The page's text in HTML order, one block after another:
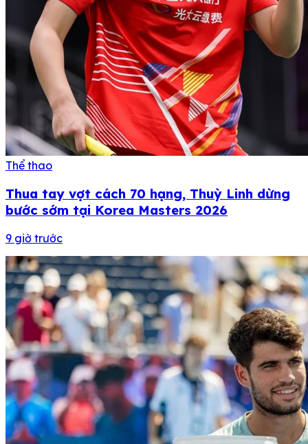
Thể thao
Thua tay vợt cách 70 hạng, Thuỳ Linh dừng
bước sớm tại Korea Masters 2026
9 giờ trước